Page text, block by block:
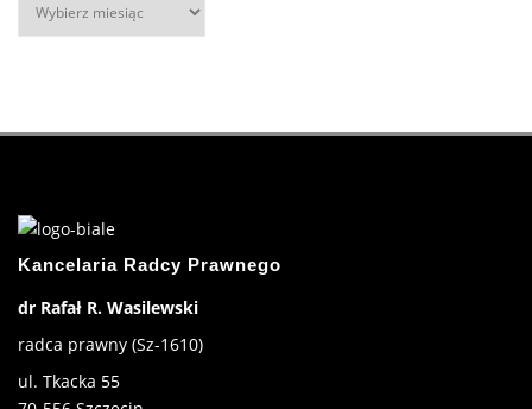
Kancelaria Radcy Prawnego
dr Rafał R. Wasilewski
radca prawny (Sz-1610)
ul. Tkacka 55